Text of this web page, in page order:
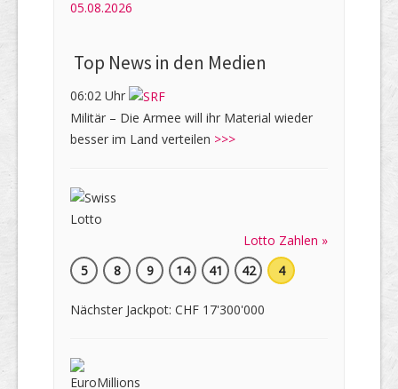
05.08.2026
Top News in den Medien
06:02 Uhr
Militär – Die Armee will ihr Material wieder
besser im Land verteilen >>>
Lotto Zahlen »
5
8 9 14 41 42 4
Nächster Jackpot: CHF 17'300'000